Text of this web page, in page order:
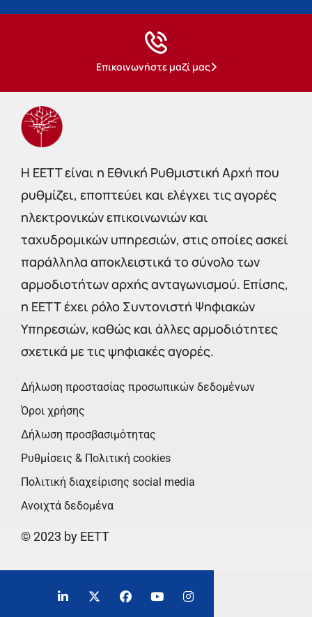
Επικοινωνήστε μαζί μας
Η EETT είναι η Εθνική Ρυθμιστική Αρχή που
ρυθμίζει, εποπτεύει και ελέγχει τις αγορές
ηλεκτρονικών επικοινωνιών και
ταχυδρομικών υπηρεσιών, στις οποίες ασκεί
παράλληλα αποκλειστικά το σύνολο των
αρμοδιοτήτων αρχής ανταγωνισμού. Επίσης,
η ΕΕΤΤ έχει ρόλο Συντονιστή Ψηφιακών
Υπηρεσιών, καθώς και άλλες αρμοδιότητες
σχετικά με τις ψηφιακές αγορές.
Δήλωση προστασίας προσωπικών δεδομένων
Όροι χρήσης
Δήλωση προσβασιμότητας
Ρυθμίσεις & Πολιτική cookies
Πολιτική διαχείρισης social media
Ανοιχτά δεδομένα
© 2023 by EETT